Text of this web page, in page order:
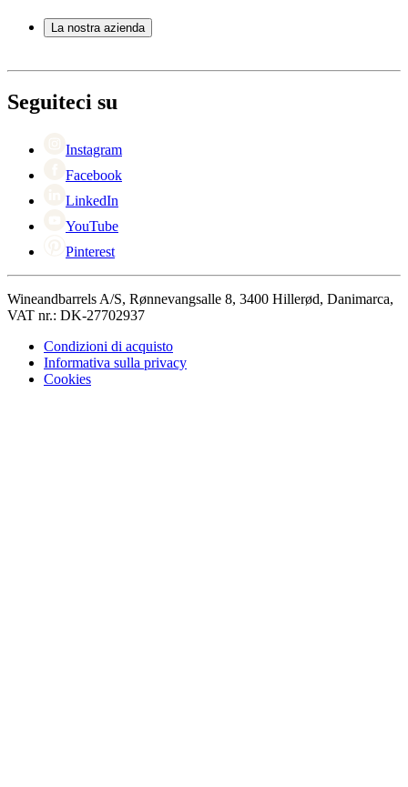
Servizio
Pagamento
Ritorno
La nostra azienda
Black Friday
Singles Day
Seguiteci su
Instagram
Facebook
LinkedIn
YouTube
Pinterest
Wineandbarrels A/S, Rønnevangsalle 8, 3400 Hillerød, Danimarca,
VAT nr.: DK-27702937
Condizioni di acquisto
Informativa sulla privacy
Cookies